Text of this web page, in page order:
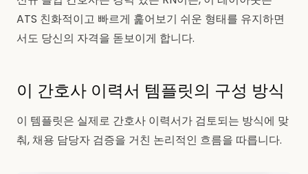
ATS 친화적이고 빠르게 훑어보기 쉬운 형태를 유지하면
서도 당신의 자격을 돋보이게 합니다.
이 간호사 이력서 템플릿의 구성 방식
이 템플릿은 실제로 간호사 이력서가 검토되는 방식에 맞
춰, 채용 담당자 검증을 거친 논리적인 흐름을 따릅니다.